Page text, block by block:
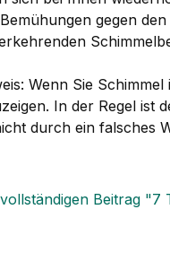
gegen
Wenn Sie
In der Regel ist
durch ein falsches
Beitrag